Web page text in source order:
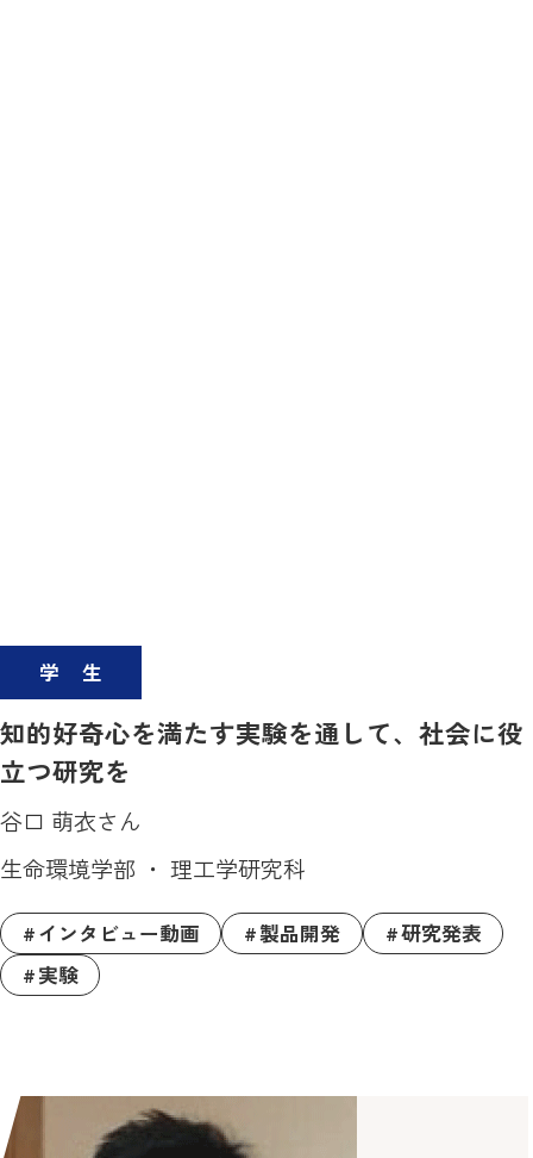
学生
知的好奇心を満たす実験を通して、社会に役
立つ研究を
谷口 萌衣さん
生命環境学部 ・ 理工学研究科
インタビュー動画 製品開発
研究発表
実験